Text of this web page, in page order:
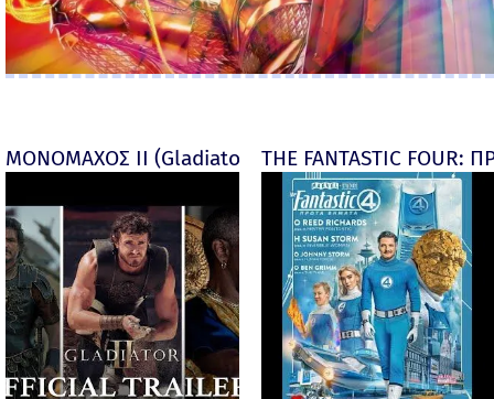
ΜΟΝΟΜΑΧΟΣ ΙΙ (Gladiator II) -THE FANTASTIC